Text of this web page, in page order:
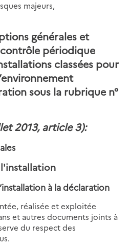
majeurs,
générales et
périodique
classées pour
sous la rubrique n°
2013, article 3):
l'installation
à la déclaration
réalisée et exploitée
et autres documents joints à
du respect des